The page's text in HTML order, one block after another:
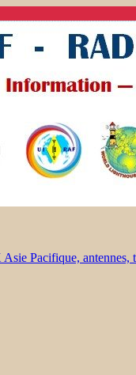
Pacifique, antennes,